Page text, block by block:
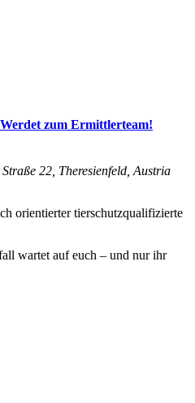
zum Ermittlerteam!
22, Theresienfeld, Austria
orientierter tierschutzqualifizierte
wartet auf euch – und nur ihr